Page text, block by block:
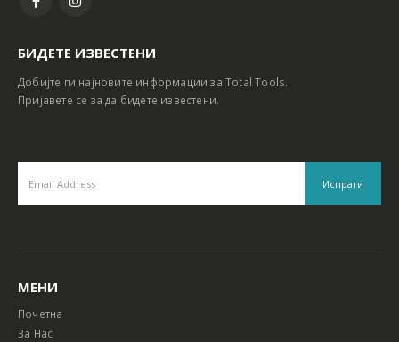
БИДЕТЕ ИЗВЕСТЕНИ
Добијте ги најновите информации за Total Tools.
Пријавете се за да бидете известени.
МЕНИ
Почетна
За Нас